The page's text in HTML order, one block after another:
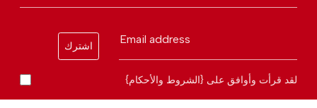
Email address
اشترك
لقد قرأت وأوافق على {الشروط والأحكام}